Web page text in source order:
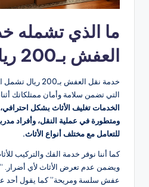
ما الذي تشمله
العفش بـ200 ريال
خدمة نقل العفش
التي تضمن سلامة وأمان ممتلكاتك
الخدمات تغليف الأثاث بشكل
ومتطورة في عملية النقل، وأفراد
للتعامل مع مختلف أنواع الأثاث.
كما أننا نوفر خدمة الفك والتركيب
ويضمن عدم تعرض الأثاث لأي أضرار.
عفش سلسة ومريحة” كما يقول أحد